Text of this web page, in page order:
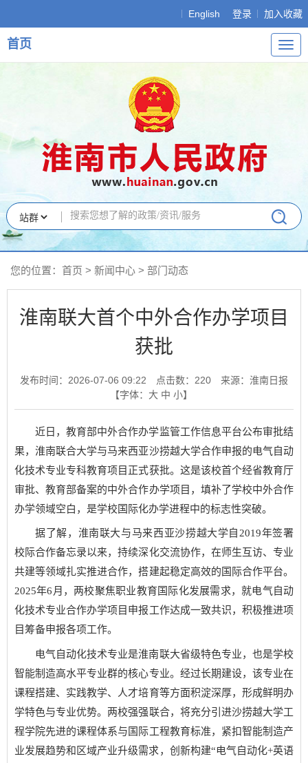
English 登录 加入收藏
导
航
首页
您的位置： 首页 > 新闻中心 > 部门动态
淮南联大首个中外合作办学项目
获批
发布时间：2026-07-06 09:22 点击数： 220
来源：淮南日报
【字体： 大 中 小】
近日，教育部中外合作办学监管工作信息平台公布审批结
果，淮南联合大学与马来西亚沙捞越大学合作申报的电气自动
化技术专业专科教育项目正式获批。这是该校首个经省教育厅
审批、教育部备案的中外合作办学项目，填补了学校中外合作
办学领域空白，是学校国际化办学进程中的标志性突破。
据了解，淮南联大与马来西亚沙捞越大学自2019年签署
校际合作备忘录以来，持续深化交流协作，在师生互访、专业
共建等领域扎实推进合作，搭建起稳定高效的国际合作平台。
2025年6月，两校聚焦职业教育国际化发展需求，就电气自动
化技术专业合作办学项目申报工作达成一致共识，积极推进项
目筹备申报各项工作。
电气自动化技术专业是淮南联大省级特色专业，也是学校
智能制造高水平专业群的核心专业。经过长期建设，该专业在
课程搭建、实践教学、人才培育等方面积淀深厚，形成鲜明办
学特色与专业优势。两校强强联合，将充分引进沙捞越大学工
程学院先进的课程体系与国际工程教育标准，紧扣智能制造产
业发展趋势和区域产业升级需求，创新构建“电气自动化+英语